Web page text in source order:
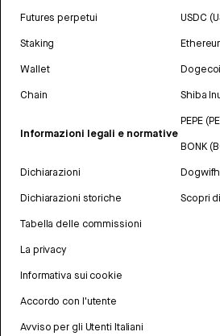
Futures perpetui
Staking
Wallet
Chain
Informazioni legali e normative
Dichiarazioni
Dichiarazioni storiche
Tabella delle commissioni
La privacy
Informativa sui cookie
Accordo con l'utente
Avviso per gli Utenti Italiani
USDC
Shiba
PEPE
BONK
Scopri